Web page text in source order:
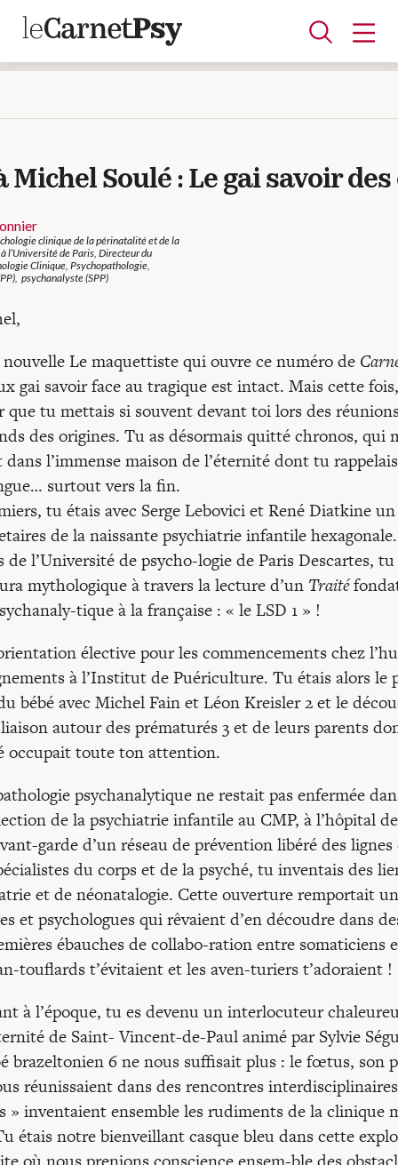
A la une
Adolescence
Dispositif
Enfance
Périnatalité
Psychanalyse
Psychopathologie
Soin
Auteurs
Recherches
Entretiens
Revues
Colloque
Mon panier
Mon compte
Michel Soulé : Le gai savoir
clinique de la périnatalité et de la
l’Université de Paris, Directeur du
Clinique, Psychopathologie,
psychanalyste (SPP)
Le maquettiste qui ouvre ce numéro de
gai savoir face au tragique est intact. Mais cette
que tu mettais si souvent devant toi lors des
des origines. Tu as désormais quitté chronos, qui
l’immense maison de l’éternité dont tu
surtout vers la fin.
tu étais avec Serge Lebovici et René Diatkine
de la naissante psychiatrie infantile
l’Université de psycho-logie de Paris Descartes, tu
mythologique à travers la lecture d’unTraité
tique à la française : « le LSD 1 » !
élective pour les commencements chez
à l’Institut de Puériculture. Tu étais alors le
bébé avec Michel Fain et Léon Kreisler 2 et le
autour des prématurés 3 et de leurs parents
occupait toute ton attention.
psychanalytique ne restait pas enfermée
de la psychiatrie infantile au CMP, à l’hôpital
garde d’un réseau de prévention libéré des lignes
du corps et de la psyché, tu inventais des
et de néonatalogie. Cette ouverture remportait
et psychologues qui rêvaient d’en découdre dans
ébauches de collabo-ration entre somaticiens
touflards t’évitaient et les aven-turiers t’adoraient !
à l’époque, tu es devenu un interlocuteur
de Saint- Vincent-de-Paul animé par Sylvie
brazeltonien 6 ne nous suffisait plus : le fœtus, son
réunissaient dans des rencontres
» inventaient ensemble les rudiments de la clinique
étais notre bienveillant casque bleu dans cette